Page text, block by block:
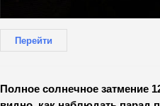
Перейти
Полное солнечное затмение